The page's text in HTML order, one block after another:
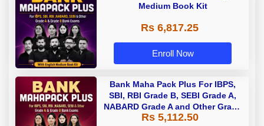
Medium Book Kit
Rs 6,817.25
Enroll Now
Bank Maha Pack Plus For IBPS,
SBI, RBI Grade B, SEBI Grade A,
NABARD Grade A and Other Grade
A & Grade B Bank Exams
Rs 5,112.50